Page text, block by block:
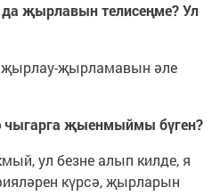
да җырлавын телисеңме? Ул
җырлау-җырламавын әле
чыгарга җыенмыймы бүген?
ул безне алып килде, я
күрсә, җырларын